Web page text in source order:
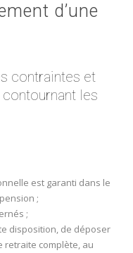
d’une
contraintes et
contournant les
est garanti dans le
;
;
disposition, de déposer
retraite complète, au